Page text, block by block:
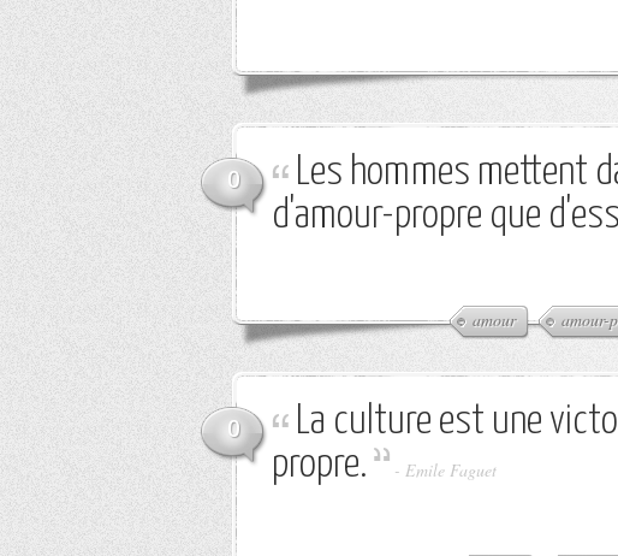
0
Les hommes mettent
d'amour-propre que
amour amour-
0
La culture est une
propre.
- Emile Faguet